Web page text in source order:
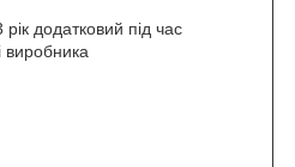
додатковий під час
виробника